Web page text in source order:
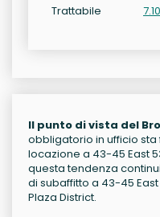
Trattabile
Il punto di vista del
obbligatorio in ufficio
locazione a 43-45 East
questa tendenza
di subaffitto a 43-45
Plaza District.